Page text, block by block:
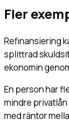
Fler
Refinansiering
splittrad
ekonomin
En person har
mindre
med räntor